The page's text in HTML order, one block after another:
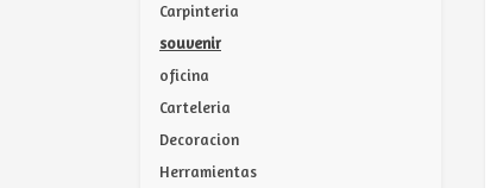
Carpinteria
souvenir
oficina
Carteleria
Decoracion
Herramientas